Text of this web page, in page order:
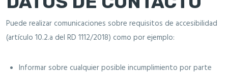
Puede realizar comunicaciones sobre requisitos de accesibilidad
(artículo 10.2.a del RD 1112/2018) como por ejemplo:
Informar sobre cualquier posible incumplimiento por parte